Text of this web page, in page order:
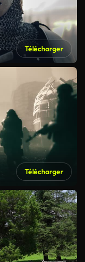
Télécharger
Télécharger